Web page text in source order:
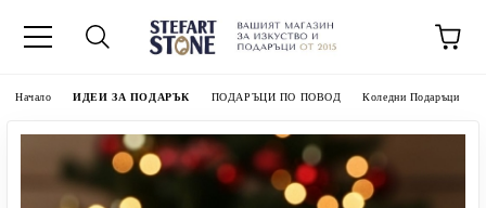
Начало ИДЕИ ЗА ПОДАРЪК ПОДАРЪЦИ ПО ПОВОД Коледни Подаръци